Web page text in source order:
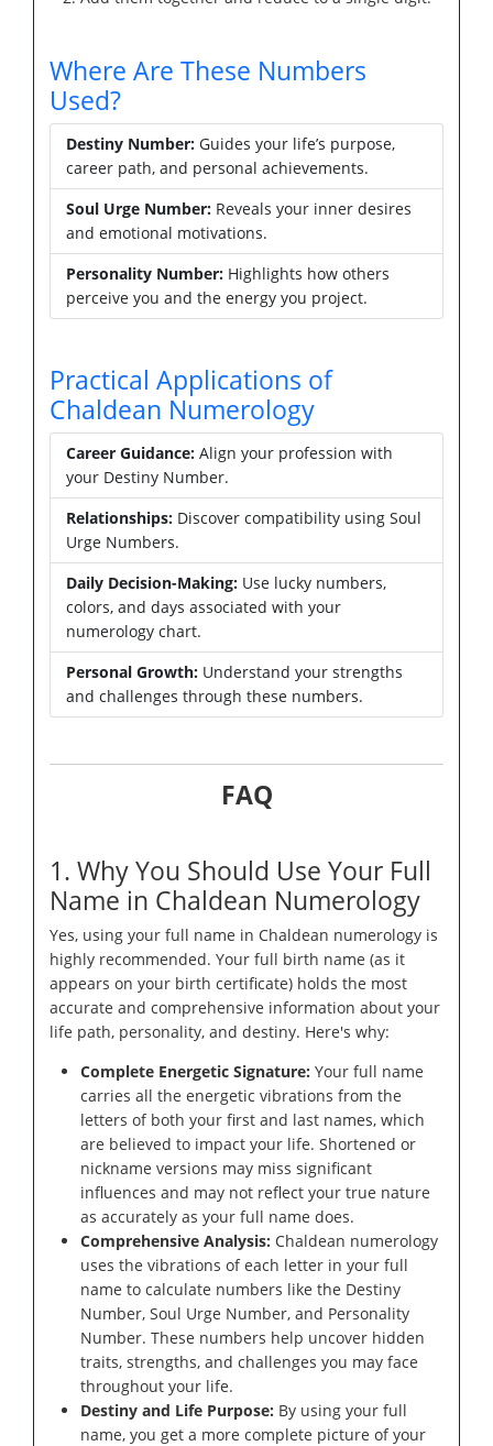
Where Are These Numbers
Used?
Destiny Number: Guides your life’s purpose,
career path, and personal achievements.
Soul Urge Number: Reveals your inner desires
and emotional motivations.
Personality Number: Highlights how others
perceive you and the energy you project.
Practical Applications of
Chaldean Numerology
Career Guidance: Align your profession with
your Destiny Number.
Relationships: Discover compatibility using Soul
Urge Numbers.
Daily Decision-Making: Use lucky numbers,
colors, and days associated with your
numerology chart.
Personal Growth: Understand your strengths
and challenges through these numbers.
FAQ
1. Why You Should Use Your Full
Name in Chaldean Numerology
Yes, using your full name in Chaldean numerology is
highly recommended. Your full birth name (as it
appears on your birth certificate) holds the most
accurate and comprehensive information about your
life path, personality, and destiny. Here's why:
Complete Energetic Signature: Your full name
carries all the energetic vibrations from the
letters of both your first and last names, which
are believed to impact your life. Shortened or
nickname versions may miss significant
influences and may not reflect your true nature
as accurately as your full name does.
Comprehensive Analysis: Chaldean numerology
uses the vibrations of each letter in your full
name to calculate numbers like the Destiny
Number, Soul Urge Number, and Personality
Number. These numbers help uncover hidden
traits, strengths, and challenges you may face
throughout your life.
Destiny and Life Purpose: By using your full
name, you get a more complete picture of your